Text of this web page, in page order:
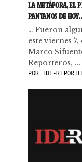
LA METÁFORA, EL
PANTANOS DE
… Fueron
este viernes
Marco
Reporteros, ...
POR IDL-